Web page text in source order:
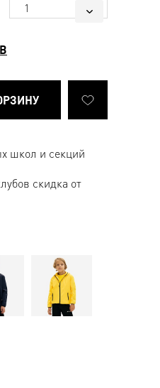
1
школ и секций
скидка от